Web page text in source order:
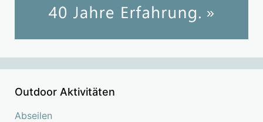
Outdoor Aktivitäten
Abseilen